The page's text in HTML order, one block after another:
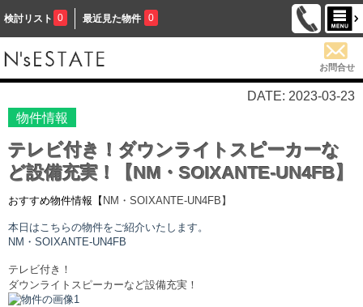
検討リスト 0 最近見た物件 0
お問合せ
DATE: 2023-03-23
物件情報
テレビ付き！ダウンライトスピーカーな
ど設備充実！【NM・SOIXANTE-UN4FB】
おすすめ物件情報【 NM・SOIXANTE-UN4FB】
本日はこちらの物件をご紹介いたします。
NM・SOIXANTE-UN4FB
テレビ付き！
ダウンライトスピーカーなど設備充実！